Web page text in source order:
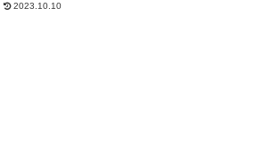
2023.10.10